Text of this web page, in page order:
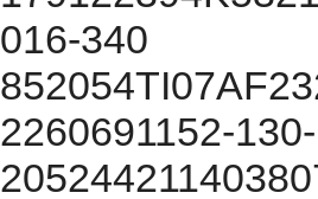
016-340
2260691152-130-